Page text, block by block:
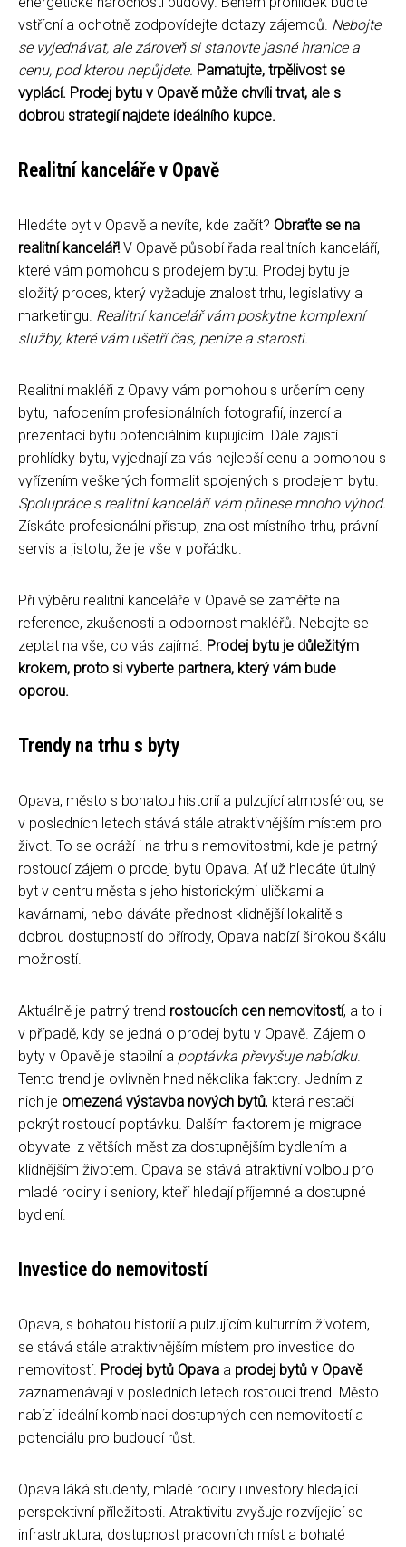
vstřícní a ochotně zodpovídejte dotazy zájemců. Nebojte
se vyjednávat, ale zároveň si stanovte jasné hranice a
cenu, pod kterou nepůjdete. Pamatujte, trpělivost se
vyplácí. Prodej bytu v Opavě může chvíli trvat, ale s
dobrou strategií najdete ideálního kupce.
Realitní kanceláře v Opavě
Hledáte byt v Opavě a nevíte, kde začít? Obraťte se na
realitní kancelář! V Opavě působí řada realitních kanceláří,
které vám pomohou s prodejem bytu. Prodej bytu je
složitý proces, který vyžaduje znalost trhu, legislativy a
marketingu. Realitní kancelář vám poskytne komplexní
služby, které vám ušetří čas, peníze a starosti.
Realitní makléři z Opavy vám pomohou s určením ceny
bytu, nafocením profesionálních fotografií, inzercí a
prezentací bytu potenciálním kupujícím. Dále zajistí
prohlídky bytu, vyjednají za vás nejlepší cenu a pomohou s
vyřízením veškerých formalit spojených s prodejem bytu.
Spolupráce s realitní kanceláří vám přinese mnoho výhod.
Získáte profesionální přístup, znalost místního trhu, právní
servis a jistotu, že je vše v pořádku.
Při výběru realitní kanceláře v Opavě se zaměřte na
reference, zkušenosti a odbornost makléřů. Nebojte se
zeptat na vše, co vás zajímá. Prodej bytu je důležitým
krokem, proto si vyberte partnera, který vám bude
oporou.
Trendy na trhu s byty
Opava, město s bohatou historií a pulzující atmosférou, se
v posledních letech stává stále atraktivnějším místem pro
život. To se odráží i na trhu s nemovitostmi, kde je patrný
rostoucí zájem o prodej bytu Opava. Ať už hledáte útulný
byt v centru města s jeho historickými uličkami a
kavárnami, nebo dáváte přednost klidnější lokalitě s
dobrou dostupností do přírody, Opava nabízí širokou škálu
možností.
Aktuálně je patrný trend rostoucích cen nemovitostí, a to i
v případě, kdy se jedná o prodej bytu v Opavě. Zájem o
byty v Opavě je stabilní a poptávka převyšuje nabídku.
Tento trend je ovlivněn hned několika faktory. Jedním z
nich je omezená výstavba nových bytů, která nestačí
pokrýt rostoucí poptávku. Dalším faktorem je migrace
obyvatel z větších měst za dostupnějším bydlením a
klidnějším životem. Opava se stává atraktivní volbou pro
mladé rodiny i seniory, kteří hledají příjemné a dostupné
bydlení.
Investice do nemovitostí
Opava, s bohatou historií a pulzujícím kulturním životem,
se stává stále atraktivnějším místem pro investice do
nemovitostí. Prodej bytů Opava a prodej bytů v Opavě
zaznamenávají v posledních letech rostoucí trend. Město
nabízí ideální kombinaci dostupných cen nemovitostí a
potenciálu pro budoucí růst.
Opava láká studenty, mladé rodiny i investory hledající
perspektivní příležitosti. Atraktivitu zvyšuje rozvíjející se
infrastruktura, dostupnost pracovních míst a bohaté